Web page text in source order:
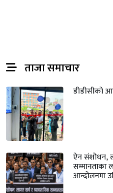
ताजा समाचार
डीडीसीको
ऐन संशोधन,
सम्मानताका
आन्दोलनमा